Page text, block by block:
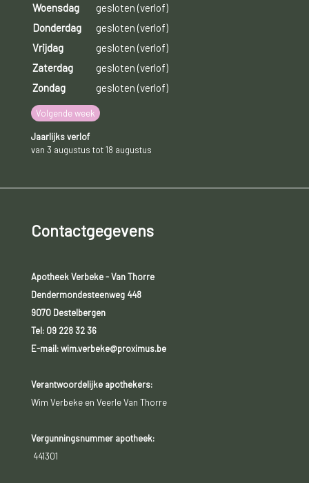
Woensdag
gesloten (verlof)
Donderdag
gesloten (verlof)
Vrijdag
gesloten (verlof)
Zaterdag
gesloten (verlof)
Zondag
gesloten (verlof)
Volgende week
Jaarlijks verlof
van 3 augustus tot 18 augustus
Contactgegevens
Apotheek Verbeke - Van Thorre
Dendermondesteenweg 448
9070 Destelbergen
Tel: 09 228 32 36
E-mail: wim.verbeke@proximus.be
Verantwoordelijke apothekers:
Wim Verbeke en Veerle Van Thorre
Vergunningsnummer apotheek:
441301